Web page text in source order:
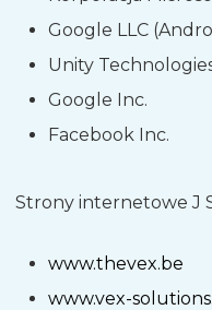
Google LLC
Unity
Google Inc.
Facebook Inc.
Strony internetowe J
www.thevex.be
www.vex-